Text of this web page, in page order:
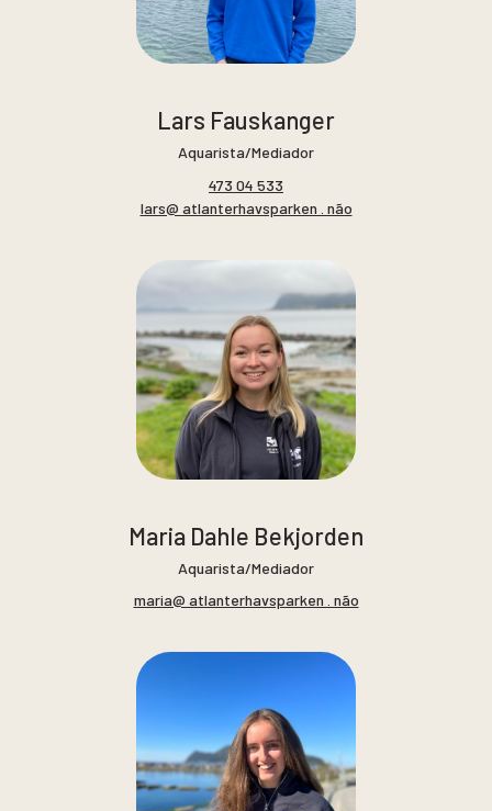
Lars Fauskanger
Aquarista/Mediador
473 04 533
lars@ atlanterhavsparken . não
Maria Dahle Bekjorden
Aquarista/Mediador
maria@ atlanterhavsparken . não